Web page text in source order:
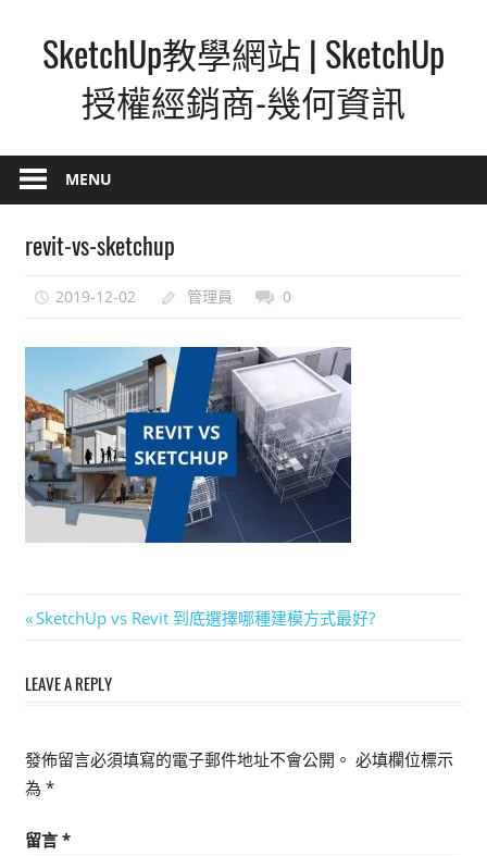
contentSketchUp教學網站 | SketchUp
授權經銷商-幾何資訊
–
最
覺
式,
人
人
都
能
上
3D
體
MENU
revit-vs-sketchup
2019-12-02 管理員 0
文
覽
Previous
SketchUp vs Revit 到底選擇哪種建模方式最好?
LEAVE A REPLY
發佈留言必須填寫的電子郵件地址不會公開。 必填欄位標示
為 *
留言 *